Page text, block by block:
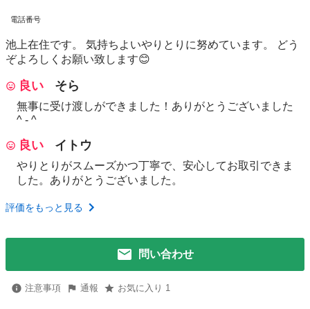
電話番号
池上在住です。 気持ちよいやりとりに努めています。 どう
ぞよろしくお願い致します😊
良い そら
無事に受け渡しができました！ありがとうございました
^ - ^
良い イトウ
やりとりがスムーズかつ丁寧で、安心してお取引できま
した。ありがとうございました。
評価をもっと見る
問い合わせ
注意事項 通報 お気に入り 1